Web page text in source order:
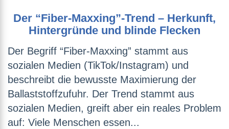
Der “Fiber-Maxxing”-Trend – Herkunft,
Hintergründe und blinde Flecken
Der Begriff “Fiber-Maxxing” stammt aus
sozialen Medien (TikTok/Instagram) und
beschreibt die bewusste Maximierung der
Ballaststoffzufuhr. Der Trend stammt aus
sozialen Medien, greift aber ein reales Problem
auf: Viele Menschen essen...